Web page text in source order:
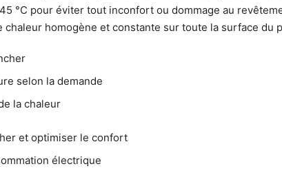
°C pour éviter tout inconfort ou dommage au
homogène et constante sur toute la surface du
selon la demande
la chaleur
et optimiser le confort
électrique